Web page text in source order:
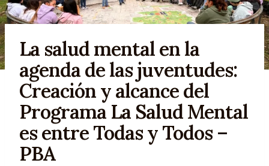
La salud mental en la
agenda de las juventudes:
Creación y alcance del
Programa La Salud Mental
es entre Todas y Todos –
PBA